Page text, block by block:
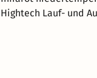
Hightech Lauf- und